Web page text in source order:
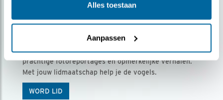
Alles toestaan
Aanpassen
Ontvang 5 x Vogels voor € 36,00 per jaar
Vogels is het tijdschrift voor onze leden, met
prachtige fotoreportages en opmerkelijke verhalen.
Met jouw lidmaatschap help je de vogels.
WORD LID